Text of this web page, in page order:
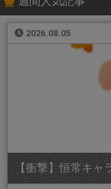
2026.08.05
【衝撃】恒常キャ